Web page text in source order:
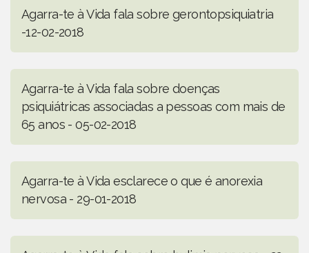
Agarra-te à Vida fala sobre gerontopsiquiatria
-12-02-2018
Agarra-te à Vida fala sobre doenças
psiquiátricas associadas a pessoas com mais de
65 anos - 05-02-2018
Agarra-te à Vida esclarece o que é anorexia
nervosa - 29-01-2018